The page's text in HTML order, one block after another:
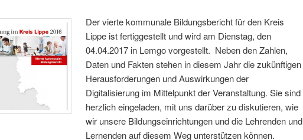
Der vierte kommunale Bildungsbericht für den Kreis
Lippe ist fertiggestellt und wird am Dienstag, den
04.04.2017 in Lemgo vorgestellt. Neben den Zahlen,
Daten und Fakten stehen in diesem Jahr die zukünftigen
Herausforderungen und Auswirkungen der
Digitalisierung im Mittelpunkt der Veranstaltung. Sie sind
herzlich eingeladen, mit uns darüber zu diskutieren, wie
wir unsere Bildungseinrichtungen und die Lehrenden und
Lernenden auf diesem Weg unterstützen können.